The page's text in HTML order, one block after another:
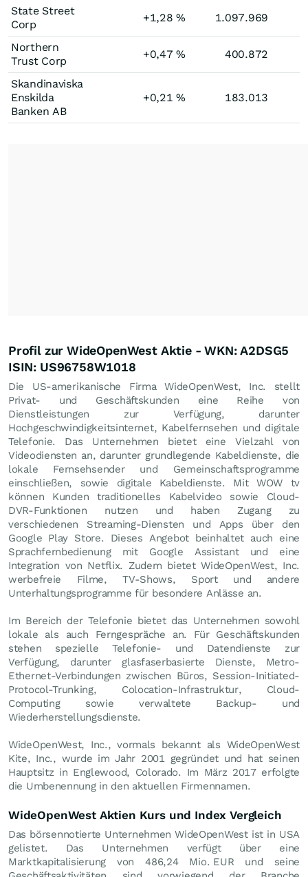
State Street
Corp
+1,28% 1.097.969
Northern
Trust Corp
+0,47% 400.872
Skandinaviska
Enskilda
Banken AB
+0,21% 183.013
Profil zur WideOpenWest Aktie - WKN: A2DSG5
ISIN: US96758W1018
Die US-amerikanische Firma WideOpenWest, Inc. stellt
Privat- und Geschäftskunden eine Reihe von
Dienstleistungen zur Verfügung, darunter
Hochgeschwindigkeitsinternet, Kabelfernsehen und digitale
Telefonie. Das Unternehmen bietet eine Vielzahl von
Videodiensten an, darunter grundlegende Kabeldienste, die
lokale Fernsehsender und Gemeinschaftsprogramme
einschließen, sowie digitale Kabeldienste. Mit WOW tv
können Kunden traditionelles Kabelvideo sowie Cloud-
DVR-Funktionen nutzen und haben Zugang zu
verschiedenen Streaming-Diensten und Apps über den
Google Play Store. Dieses Angebot beinhaltet auch eine
Sprachfernbedienung mit Google Assistant und eine
Integration von Netflix. Zudem bietet WideOpenWest, Inc.
werbefreie Filme, TV-Shows, Sport und andere
Unterhaltungsprogramme für besondere Anlässe an.
Im Bereich der Telefonie bietet das Unternehmen sowohl
lokale als auch Ferngespräche an. Für Geschäftskunden
stehen spezielle Telefonie- und Datendienste zur
Verfügung, darunter glasfaserbasierte Dienste, Metro-
Ethernet-Verbindungen zwischen Büros, Session-Initiated-
Protocol-Trunking, Colocation-Infrastruktur, Cloud-
Computing sowie verwaltete Backup- und
Wiederherstellungsdienste.
WideOpenWest, Inc., vormals bekannt als WideOpenWest
Kite, Inc., wurde im Jahr 2001 gegründet und hat seinen
Hauptsitz in Englewood, Colorado. Im März 2017 erfolgte
die Umbenennung in den aktuellen Firmennamen.
WideOpenWest Aktien Kurs und Index Vergleich
Das börsennotierte Unternehmen WideOpenWest ist in USA
gelistet. Das Unternehmen verfügt über eine
Marktkapitalisierung von 486,24 Mio. EUR und seine